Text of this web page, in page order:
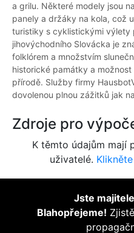
a grilu. Některé modely jsou
panely a držáky na kola, což
turistiky s cyklistickými výlety
jihovýchodního Slovácka je
folklórem a množstvím
historické památky a
přírodě. Služby firmy
dovolenou plnou zážitků jak
Zdroje pro
K těmto údajům mají
uživatelé.
Jste
Blahopřejeme!